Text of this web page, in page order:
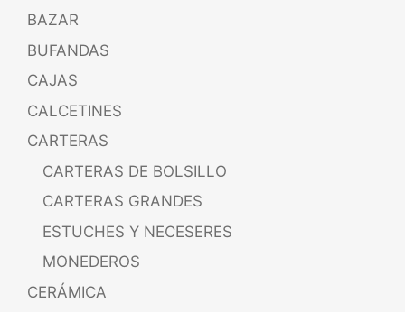
BAZAR
BUFANDAS
CAJAS
CALCETINES
CARTERAS
CARTERAS DE BOLSILLO
CARTERAS GRANDES
ESTUCHES Y NECESERES
MONEDEROS
CERÁMICA